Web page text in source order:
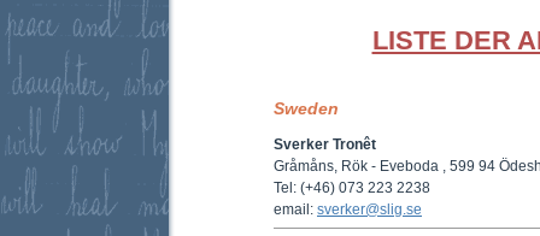
LISTE DER
Sweden
Sverker Tronêt
Gråmåns, Rök - Eveboda , 599 94
Tel: (+46) 073 223 2238
email: sverker@slig.se